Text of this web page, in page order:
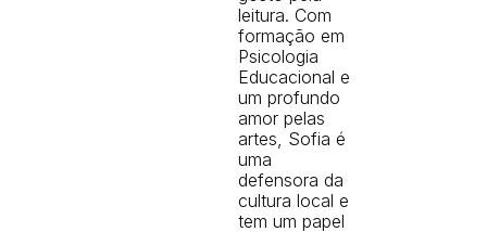
leitura. Com
formação em
Psicologia
Educacional e
um profundo
amor pelas
artes, Sofia é
uma
defensora da
cultura local e
tem um papel